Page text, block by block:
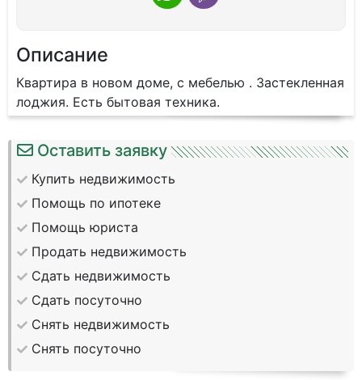
Описание
Квартира в новом доме, с мебелью . Застекленная
лоджия. Есть бытовая техника.
Оставить заявку
Купить недвижимость
Помощь по ипотеке
Помощь юриста
Продать недвижимость
Сдать недвижимость
Сдать посуточно
Снять недвижимость
Снять посуточно